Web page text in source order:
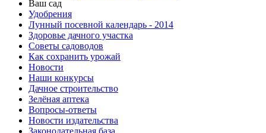
Ваш сад
Удобрения
Лунный посевной календарь - 2014
Здоровье дачного участка
Советы садоводов
Как сохранить урожай
Новости
Наши конкурсы
Дачное строительство
Зелёная аптека
Вопросы-ответы
Новости издательства
Законодательная база